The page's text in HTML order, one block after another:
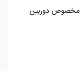
مخصوص دوربین